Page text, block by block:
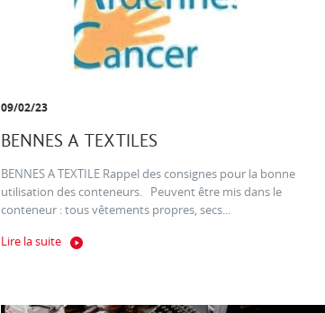
09/02/23
BENNES A TEXTILES
BENNES A TEXTILE Rappel des consignes pour la bonne
utilisation des conteneurs. Peuvent être mis dans le
conteneur : tous vêtements propres, secs...
Lire la suite